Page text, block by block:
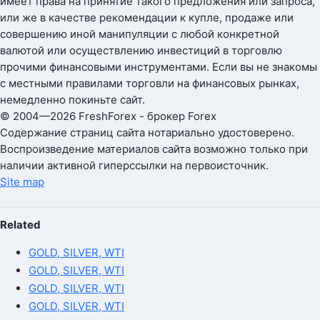
или же в качестве рекомендации к купле, продаже или
совершению иной манипуляции с любой конкретной
валютой или осуществлению инвестиций в торговлю
прочими финансовыми инструментами. Если вы не знакомы
с местными правилами торговли на финансовых рынках,
немедленно покиньте сайт.
© 2004—2026 FreshForex - брокер Forex
Содержание страниц сайта нотариально удостоверено.
Воспроизведение материалов сайта возможно только при
наличии активной гиперссылки на первоисточник.
Site map
Related
GOLD, SILVER, WTI
GOLD, SILVER, WTI
GOLD, SILVER, WTI
GOLD, SILVER, WTI